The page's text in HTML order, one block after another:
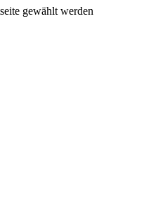
gewählt werden